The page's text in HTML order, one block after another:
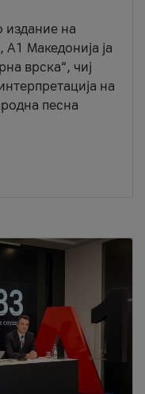
издание на
Македонија ја
врска“, чиј
на
песна